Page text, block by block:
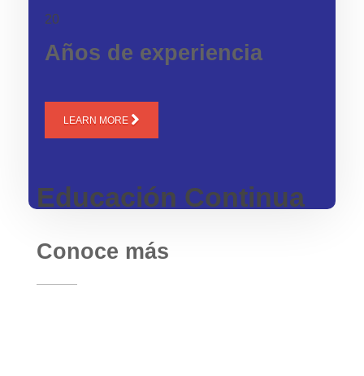
20
Años de experiencia
LEARN MORE
Educación Continua
Conoce más